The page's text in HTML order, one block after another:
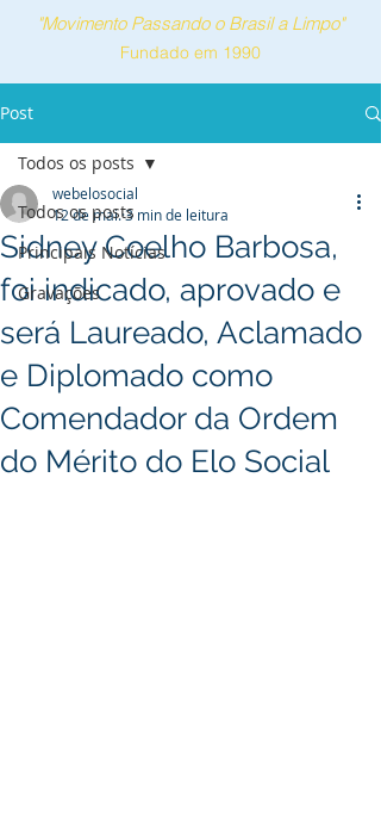
"Movimento Passando o Brasil a Limpo"
Fundado em 1990
Post
Todos os posts
Principais Notícias
Gravações
Todos os posts
Sidney Coelho Barbosa,
foi indicado, aprovado e
será Laureado, Aclamado
e Diplomado como
Comendador da Ordem
do Mérito do Elo Social
webelosocial
12 de mai.3 min de leitura